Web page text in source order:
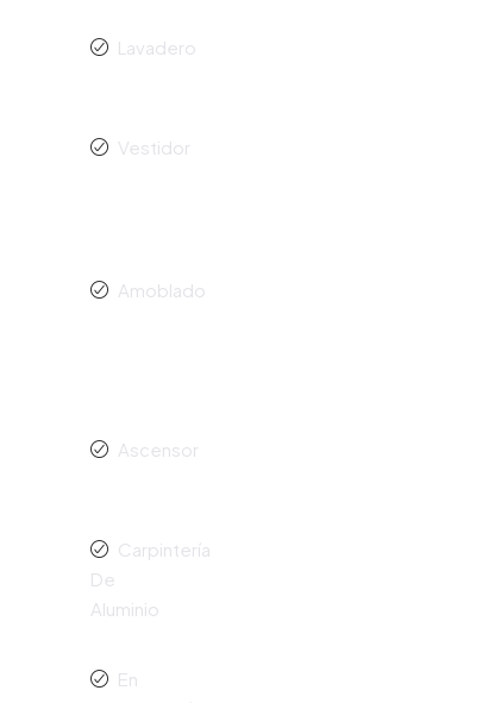
Lavadero
Vestidor
Amoblado
Ascensor
Carpintería
De
Aluminio
En